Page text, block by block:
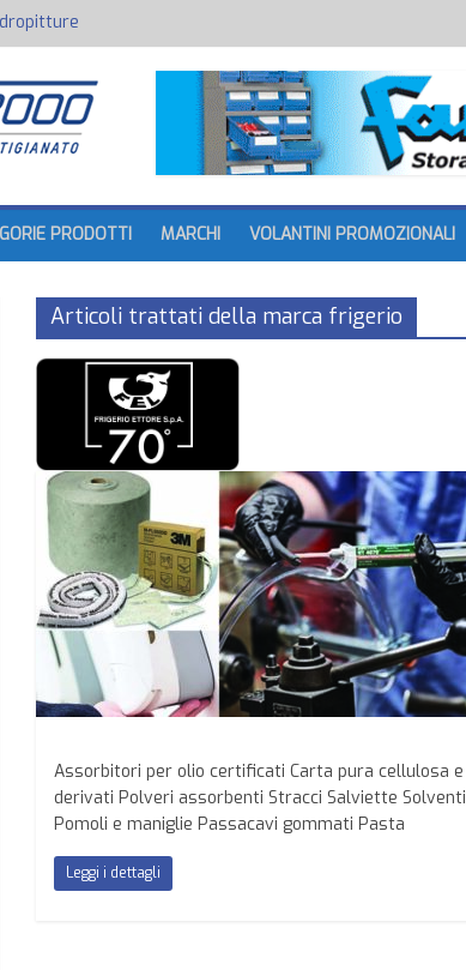
a batteria
PRODOTTI MARCHI VOLANTINI PROMOZIONALI
Articoli trattati della marca frigerio
Assorbitori per olio certificati Carta pura cellulosa e
derivati Polveri assorbenti Stracci Salviette Solventi
Pomoli e maniglie Passacavi gommati Pasta
Leggi i dettagli